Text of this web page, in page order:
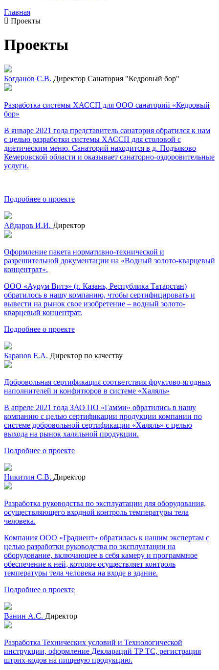
Главная
Проекты
Проекты
Богданов С.В. Директор Санатория "Кедровый бор"
Разработка системы ХАССП для ООО санаторий «Кедровый
бор»
В январе 2021 года представитель санатория обратился к нам
с целью разработки системы ХАССП для столовой с
диетическим меню. Санаторий находится в д. Подъяково
Кемеровской области и оказывает санаторно-оздоровительные
услуги.
Подробнее о проекте
Айдаров И.И. Директор
Оформление пакета нормативно-технической и
разрешительной документации на «Водный золото-кварцевый
концентрат».
ООО «Аурум Витэ» (г. Казань, Республика Татарстан)
обратилось в нашу компанию, чтобы сертифицировать и
вывести на рынок свое изобретение – водный золото-
кварцевый концентрат.
Подробнее о проекте
Баранов Е.А. Директор по качеству
Добровольная сертификация соответствия фруктово-ягодных
наполнителей и конфитюров в системе «Халяль»
В апреле 2021 года ЗАО ПО «Гамми» обратились в нашу
компанию с целью сертификации продукции компании по
системе добровольной сертификации «Халяль» с целью
выхода на рынок халяльной продукции.
Подробнее о проекте
Никитин С.В. Директор
Разработка руководства по эксплуатации для оборудования,
осуществляющего входной контроль температуры тела
человека.
Компания ООО «Градиент» обратилась к нашим экспертам с
целью разработки руководства по эксплуатации на
оборудование, включающее в себя камеру и программное
обеспечение к ней, которое осуществляет контроль
температуры тела человека на входе в здание.
Подробнее о проекте
Ванин А.С. Директор
Разработка Технических условий и Технологической
инструкции, оформление Деклараций ТР ТС, регистрация
штрих-кодов на пищевую продукцию.